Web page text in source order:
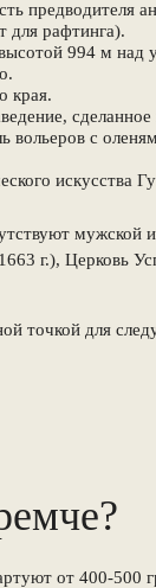
предводителя
для рафтинга).
994 м над
края.
сделанное
вольеров с
искусства
г.), Церковь
точкой для
от 400-500